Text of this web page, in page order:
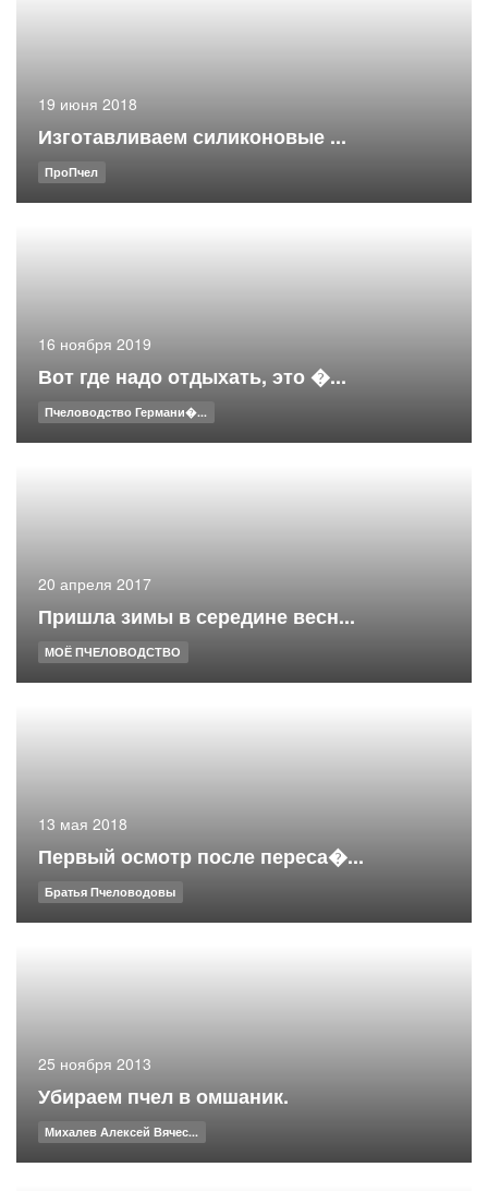
19 июня 2018
Изготавливаем силиконовые ...
ПроПчел
16 ноября 2019
Вот где надо отдыхать, это �...
Пчеловодство Германи�...
20 апреля 2017
Пришла зимы в середине весн...
МОЁ ПЧЕЛОВОДСТВО
13 мая 2018
Первый осмотр после переса�...
Братья Пчеловодовы
25 ноября 2013
Убираем пчел в омшаник.
Михалев Алексей Вячес...